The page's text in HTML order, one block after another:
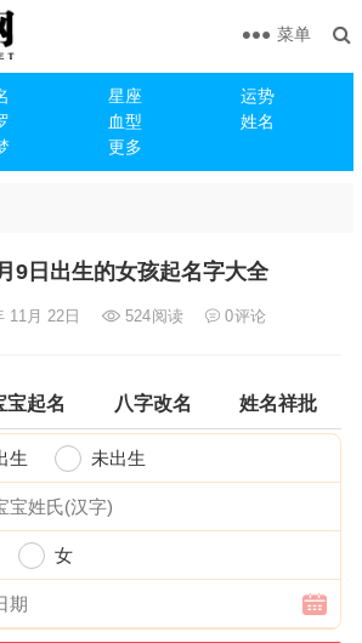
星座
运势
血型
姓名
更多
菜单
9日出生的女孩起名字大全
11月 22日 524阅读 0评论
宝起名 八字改名 姓名祥批
生 未出生
女